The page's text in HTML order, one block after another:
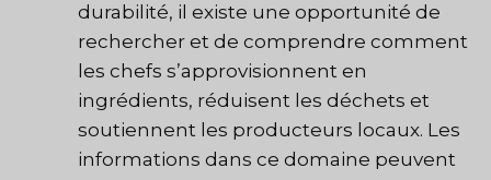
durabilité, il existe une opportunité de
rechercher et de comprendre comment
les chefs s’approvisionnent en
ingrédients, réduisent les déchets et
soutiennent les producteurs locaux. Les
informations dans ce domaine peuvent